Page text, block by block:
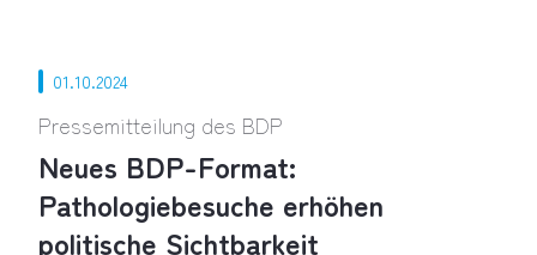
01.10.2024
Pressemitteilung des BDP
Neues BDP-Format:
Pathologiebesuche erhöhen
politische Sichtbarkeit